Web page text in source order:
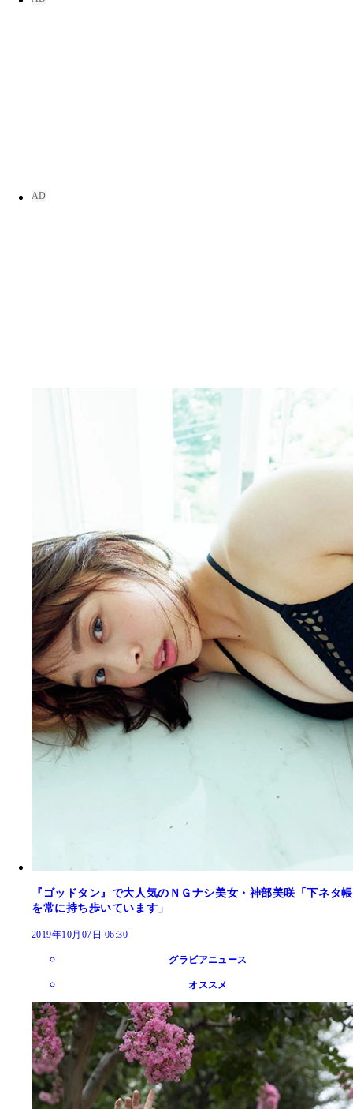
『ゴッドタン』で大人気のＮＧナシ美女・神部美咲「下ネタ帳
を常に持ち歩いています」
2019年10月07日 06:30
グラビアニュース
オススメ